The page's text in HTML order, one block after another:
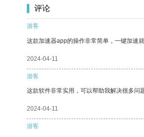
评论
游客
这款加速器app的操作非常简单，一键加速
2024-04-11
游客
这款软件非常实用，可以帮助我解决很多问
2024-04-11
游客